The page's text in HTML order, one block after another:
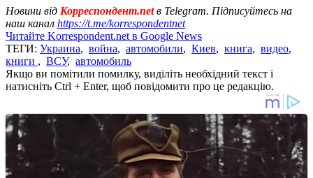
Новини від Корреспондент.netв Telegram. Підписуйтесь на
наш канал https://t.me/korrespondentnet
Читайте Korrespondent.net в Google News
ТЕГИ: Украина, война, автомобили, Киев, книга, видео,
книги , ВСУ, автомобиль
Якщо ви помітили помилку, виділіть необхідний текст і
натисніть Ctrl + Enter, щоб повідомити про це редакцію.